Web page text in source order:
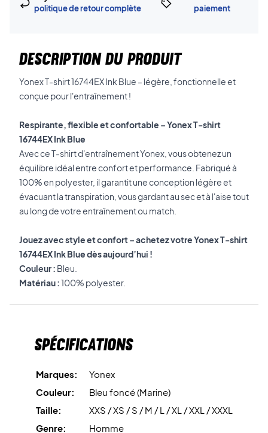
politique de retour complète
paiement
DESCRIPTION DU PRODUIT
Yonex T-shirt 16744EX Ink Blue – légère, fonctionnelle et
conçue pour l'entraînement !
Respirante, flexible et confortable – Yonex T-shirt
16744EX Ink Blue
Avec ce T-shirt d'entraînement Yonex, vous obtenez un
équilibre idéal entre confort et performance. Fabriqué à
100% en polyester, il garantit une conception légère et
évacuant la transpiration, vous gardant au sec et à l'aise tout
au long de votre entraînement ou match.
Jouez avec style et confort – achetez votre Yonex T-shirt
16744EX Ink Blue dès aujourd’hui !
Couleur : Bleu.
Matériau :100% polyester.
Spécifications
Marques:
Yonex
Couleur:
Bleu foncé (Marine)
Taille:
XXS / XS / S / M / L / XL / XXL / XXXL
Genre:
Homme